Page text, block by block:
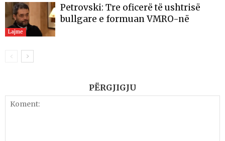
Lajme
Petrovski: Tre oficerë të ushtrisë
bullgare e formuan VMRO-në
PËRGJIGJU